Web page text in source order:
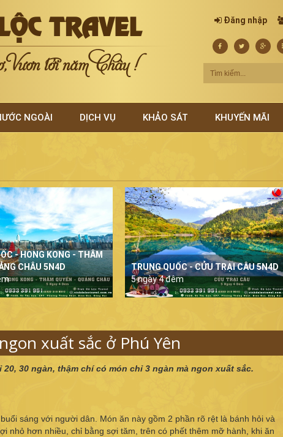
TRAVEL
tới năm Châu !
Đăng nhập
NGOÀI DỊCH VỤ KHẢO SÁT KHUYẾN MÃI
- HONG KONG - THÂM
CHÂU 5N4D
TRUNG QUỐC - CỬU TRẠI CÂU 5N4D
5 ngày 4 đêm
xuất sắc ở Phú Yên
30 ngàn, thậm chí có món chỉ 3 ngàn mà ngon xuất sắc.
sáng với người dân. Món ăn này gồm 2 phần rõ rệt là bánh hỏi và
nhỏ hơn nhiều, chỉ bằng sợi tăm, trên có phết thêm mỡ hành, khi ăn